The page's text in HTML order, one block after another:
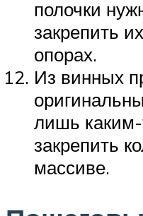
полочки
закрепить
опорах.
Из винных
лишь
закрепить
массиве.